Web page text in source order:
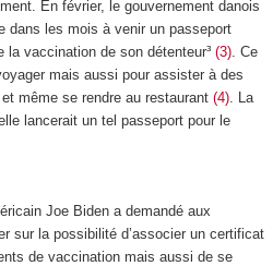
En février, le gouvernement danois
dans les mois à venir un passeport
la vaccination de son détenteur³ (3). Ce
mais aussi pour assister à des
même se rendre au restaurant (4). La
lancerait un tel passeport pour le
Joe Biden a demandé aux
sur la possibilité d’associer un certificat
de vaccination mais aussi de se